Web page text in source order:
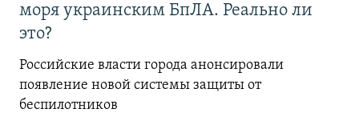
моря украинским БпЛА. Реально ли
это?
Российские власти города анонсировали
появление новой системы защиты от
беспилотников